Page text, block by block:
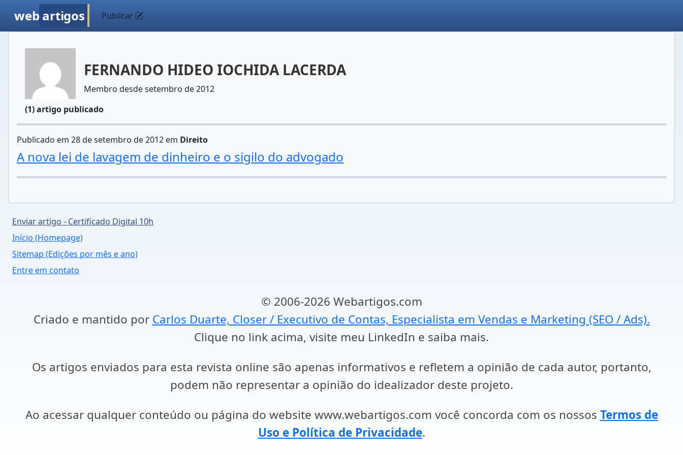
web artigos Publicar
FERNANDO HIDEO IOCHIDA LACERDA
Membro desde setembro de 2012
(1) artigo publicado
Publicado em 28 de setembro de 2012 em Direito
A nova lei de lavagem de dinheiro e o sigilo do advogado
Enviar artigo - Certificado Digital 10h
Início (Homepage)
Sitemap (Edições por mês e ano)
Entre em contato
© 2006-2026 Webartigos.com
Criado e mantido por Carlos Duarte, Closer / Executivo de Contas, Especialista em Vendas e Marketing (SEO / Ads).
Clique no link acima, visite meu LinkedIn e saiba mais.
Os artigos enviados para esta revista online são apenas informativos e refletem a opinião de cada autor, portanto,
podem não representar a opinião do idealizador deste projeto.
Ao acessar qualquer conteúdo ou página do website www.webartigos.com você concorda com os nossos Termos de
Uso e Política de Privacidade.